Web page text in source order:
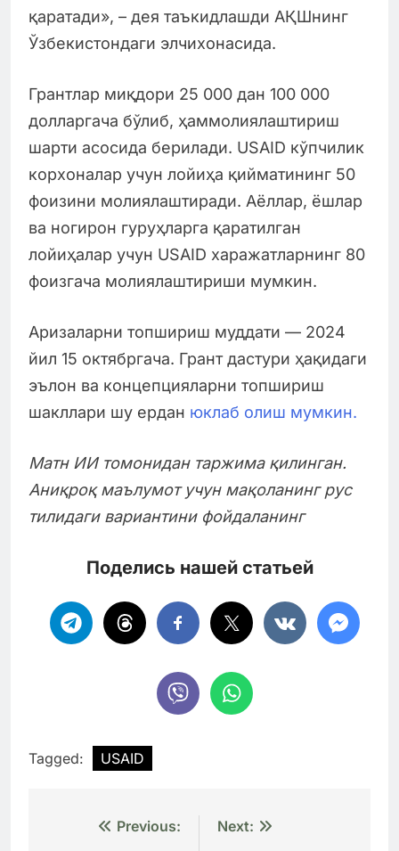
қаратади», – дея таъкидлашди АҚШнинг
Ўзбекистондаги элчихонасида.
Грантлар миқдори 25 000 дан 100 000
долларгача бўлиб, ҳаммолиялаштириш
шарти асосида берилади. USAID кўпчилик
корхоналар учун лойиҳа қийматининг 50
фоизини молиялаштиради. Аёллар, ёшлар
ва ногирон гуруҳларга қаратилган
лойиҳалар учун USAID харажатларнинг 80
фоизгача молиялаштириши мумкин.
Аризаларни топшириш муддати — 2024
йил 15 октябргача. Грант дастури ҳақидаги
эълон ва концепцияларни топшириш
шакллари шу ердан юклаб олиш мумкин.
Матн ИИ томонидан таржима қилинган.
Аниқроқ маълумот учун мақоланинг рус
тилидаги вариантини фойдаланинг
Поделись нашей статьей
Tagged: USAID
Навигация
Previous:
Next: